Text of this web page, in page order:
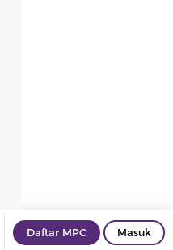
Daftar MPC Masuk